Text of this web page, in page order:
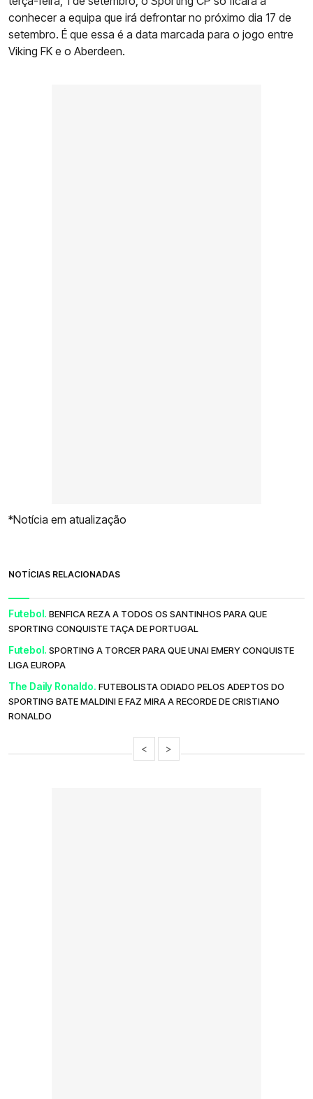
conhecer a equipa que irá defrontar no próximo dia 17 de
setembro. É que essa é a data marcada para o jogo entre
Viking FK e o Aberdeen.
*Notícia em atualização
NOTÍCIAS RELACIONADAS
Futebol. BENFICA REZA A TODOS OS SANTINHOS PARA QUE
SPORTING CONQUISTE TAÇA DE PORTUGAL
Futebol. SPORTING A TORCER PARA QUE UNAI EMERY CONQUISTE
LIGA EUROPA
The Daily Ronaldo. FUTEBOLISTA ODIADO PELOS ADEPTOS DO
SPORTING BATE MALDINI E FAZ MIRA A RECORDE DE CRISTIANO
RONALDO
< >